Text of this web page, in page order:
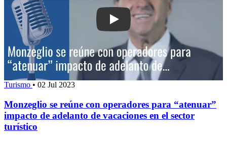
Play: Monzeglio se reúne con
Turismo • 02 Jul 2023
Monzeglio se reúne con operadores para “atenuar”
impacto de adelanto de vacaciones en el sector
turístico